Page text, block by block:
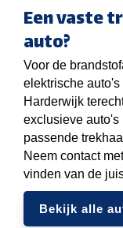
Een vaste
auto?
Voor de
elektrische
Harderwijk
exclusieve auto's
passende
Neem contact
vinden van de
Bekijk alle